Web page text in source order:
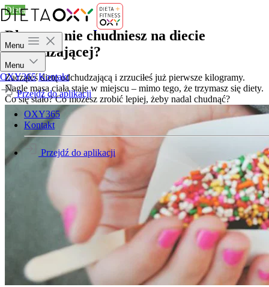
Menu
Menu
OXY365 Kontakt
Przejdź do aplikacji
OXY365
Kontakt
Przejdź do aplikacji
Dieta
Dlaczego nie chudniesz na diecie
odchudzającej?
Zacząłeś dietę odchudzającą i zrzuciłeś już pierwsze kilogramy.
Nagle masa ciała staje w miejscu – mimo tego, że trzymasz się diety.
Co się stało? Co możesz zrobić lepiej, żeby nadal chudnąć?